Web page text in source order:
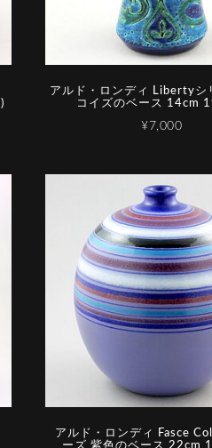
アルド・ロンディ Libertyシ
コイズのベース 14cm
¥7,000
アルド・ロンディ Fasce
ーズ 紫色のベース 22cm